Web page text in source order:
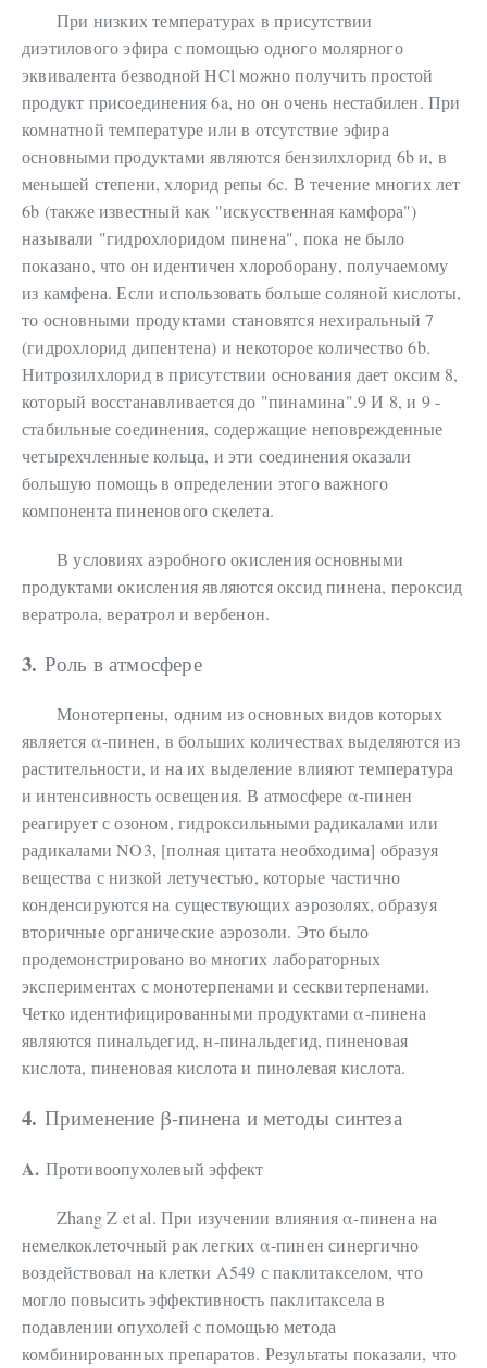
При низких температурах в присутствии
диэтилового эфира с помощью одного молярного
эквивалента безводной HCl можно получить простой
продукт присоединения 6a, но он очень нестабилен. При
комнатной температуре или в отсутствие эфира
основными продуктами являются бензилхлорид 6b и, в
меньшей степени, хлорид репы 6c. В течение многих лет
6b (также известный как "искусственная камфора")
называли "гидрохлоридом пинена", пока не было
показано, что он идентичен хлороборану, получаемому
из камфена. Если использовать больше соляной кислоты,
то основными продуктами становятся нехиральный 7
(гидрохлорид дипентена) и некоторое количество 6b.
Нитрозилхлорид в присутствии основания дает оксим 8,
который восстанавливается до "пинамина".9 И 8, и 9 -
стабильные соединения, содержащие неповрежденные
четырехчленные кольца, и эти соединения оказали
большую помощь в определении этого важного
компонента пиненового скелета.
В условиях аэробного окисления основными
продуктами окисления являются оксид пинена, пероксид
вератрола, вератрол и вербенон.
3. Роль в атмосфере
Монотерпены, одним из основных видов которых
является α-пинен, в больших количествах выделяются из
растительности, и на их выделение влияют температура
и интенсивность освещения. В атмосфере α-пинен
реагирует с озоном, гидроксильными радикалами или
радикалами NO3, [полная цитата необходима] образуя
вещества с низкой летучестью, которые частично
конденсируются на существующих аэрозолях, образуя
вторичные органические аэрозоли. Это было
продемонстрировано во многих лабораторных
экспериментах с монотерпенами и сесквитерпенами.
Четко идентифицированными продуктами α-пинена
являются пинальдегид, н-пинальдегид, пиненовая
кислота, пиненовая кислота и пинолевая кислота.
4. Применение β-пинена и методы синтеза
A. Противоопухолевый эффект
Zhang Z et al. При изучении влияния α-пинена на
немелкоклеточный рак легких α-пинен синергично
воздействовал на клетки A549 с паклитакселом, что
могло повысить эффективность паклитаксела в
подавлении опухолей с помощью метода
комбинированных препаратов. Результаты показали, что